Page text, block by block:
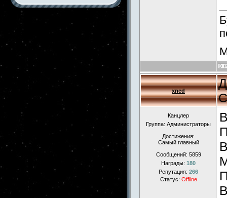
xned
Канцлер
Группа: Администраторы
Достижения:
Самый главный
Сообщений: 5859
Награды: 180
Репутация: 266
Статус: Offline